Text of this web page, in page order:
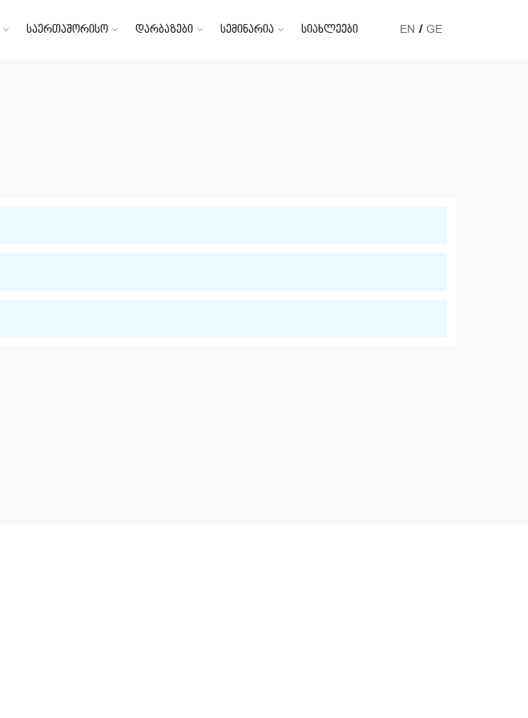
საერთაშორისო დარბაზები სემინარია სიახლეები EN GE